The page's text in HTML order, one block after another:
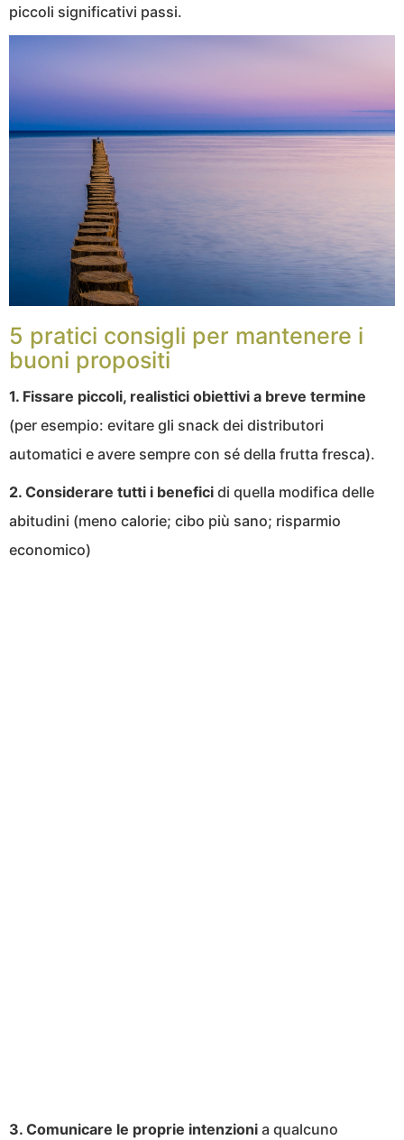
piccoli significativi passi.
5 pratici consigli per mantenere i
buoni propositi
1. Fissare piccoli, realistici obiettivi a breve termine
(per esempio: evitare gli snack dei distributori
automatici e avere sempre con sé della frutta fresca).
2. Considerare tutti i benefici di quella modifica delle
abitudini (meno calorie; cibo più sano; risparmio
economico)
3. Comunicare le proprie intenzioni a qualcuno